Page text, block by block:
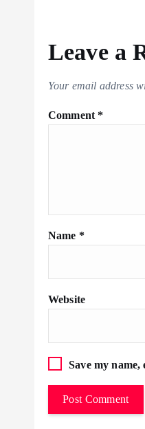
Leave a
Your email address
Comment *
Name *
Website
Save my